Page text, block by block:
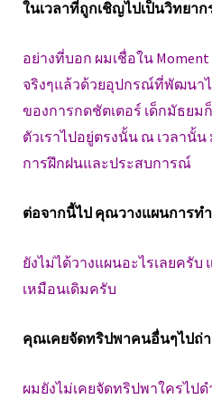
ในเวลาที่ถูกเชิญไปเป็นวิทยาก
อย่างที่บอก ผมเชื่อใน Moment
จริงๆแล้วด้วยอุปกรณ์ที่พัฒนา
ของการกดชัตเตอร์ เด็กมัธยม
ตัวเราไปอยู่ตรงนั้น ณ เวลานั้
การฝึกฝนและประสบการณ์
ต่อจากนี้ไป คุณวางแผนการทำ
ยังไม่ได้วางแผนอะไรเลยครับ
เหมือนเดิมครับ
คุณเคยจัดทริปพาคนอื่นๆไปถ่
ผมยังไม่เคยจัดทริปพาใครไป